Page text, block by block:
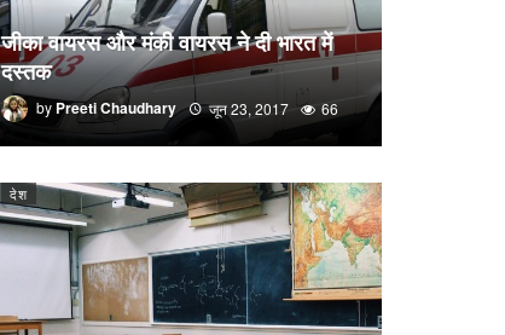
जीका वायरस और मंकी वायरस ने दी भारत में
दस्तक
byPreeti Chaudhary जून 23, 2017 66
देश